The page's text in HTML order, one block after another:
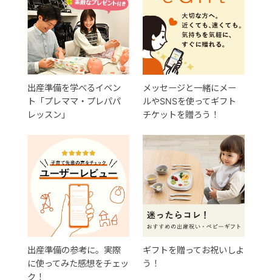
出産準備を学べるイベン
ト「プレママ・プレパパ
レッスン」
メッセージと一緒にメー
ルやSNSを使ってギフト
チケットを贈ろう！
出産準備の参考に。実際
に使ってみた感想をチェッ
ク！
ギフトを贈ってお祝いしよ
う！